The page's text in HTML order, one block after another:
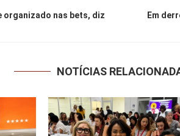
organizado nas bets, diz
Em
NOTÍCIAS